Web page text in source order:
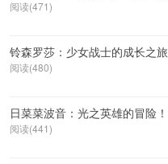
阅读(471)
铃森罗莎：少女战士的成长之旅
阅读(480)
日菜菜波音：光之英雄的冒险！
阅读(441)